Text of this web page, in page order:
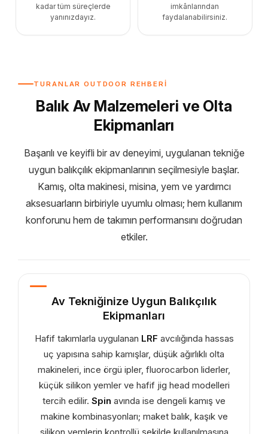
kadar tüm süreçlerde
yanınızdayız.
imkânlarından
faydalanabilirsiniz.
TURANLAR OUTDOOR REHBERİ
Balık Av Malzemeleri ve Olta
Ekipmanları
Başarılı ve keyifli bir av deneyimi, uygulanan tekniğe
uygun balıkçılık ekipmanlarının seçilmesiyle başlar.
Kamış, olta makinesi, misina, yem ve yardımcı
aksesuarların birbiriyle uyumlu olması; hem kullanım
konforunu hem de takımın performansını doğrudan
etkiler.
Av Tekniğinize Uygun Balıkçılık
Ekipmanları
Hafif takımlarla uygulanan LRF avcılığında hassas
uç yapısına sahip kamışlar, düşük ağırlıklı olta
makineleri, ince örgü ipler, fluorocarbon liderler,
küçük silikon yemler ve hafif jig head modelleri
tercih edilir. Spin avında ise dengeli kamış ve
makine kombinasyonları; maket balık, kaşık ve